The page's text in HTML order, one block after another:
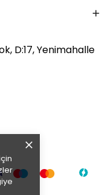
D:17, Yenimahalle